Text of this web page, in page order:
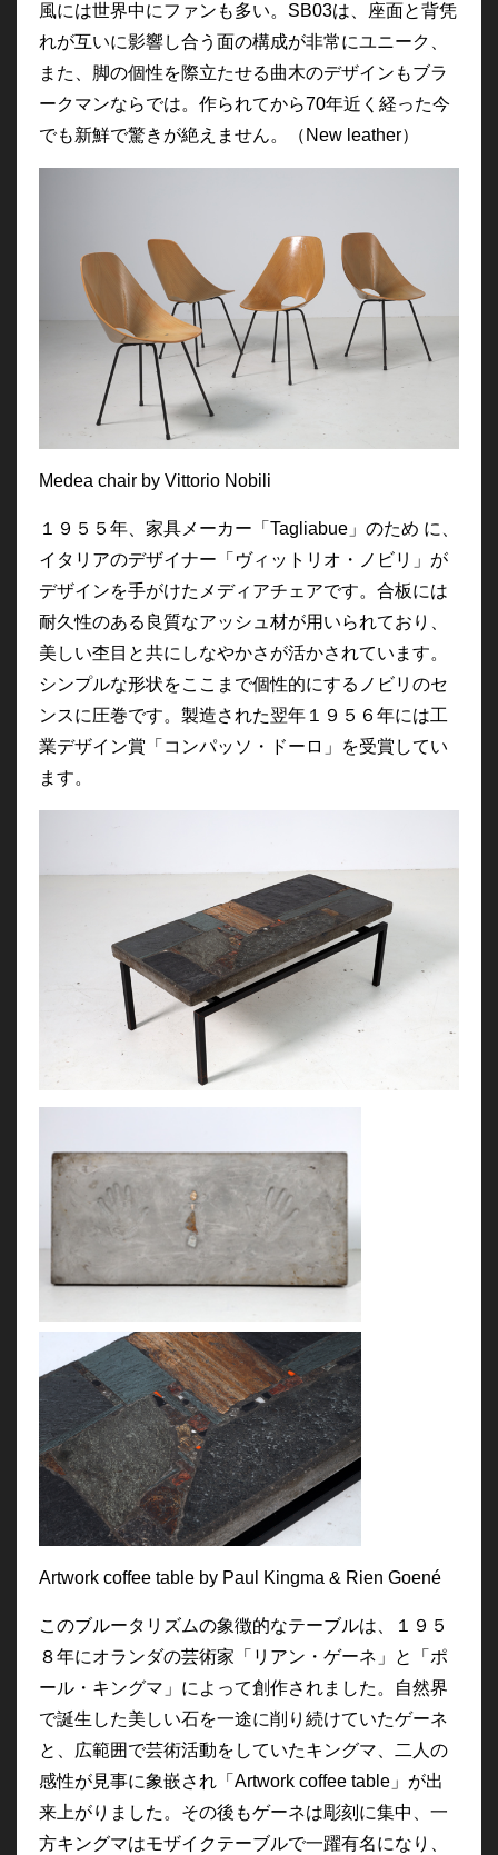
風には世界中にファンも多い。SB03は、座面と背凭
れが互いに影響し合う面の構成が非常にユニーク、
また、脚の個性を際立たせる曲木のデザインもブラ
ークマンならでは。作られてから70年近く経った今
でも新鮮で驚きが絶えません。（New leather）
Medea chair by Vittorio Nobili
１９５５年、家具メーカー「Tagliabue」のため に、
イタリアのデザイナー「ヴィットリオ・ノビリ」が
デザインを手がけたメディアチェアです。合板には
耐久性のある良質なアッシュ材が用いられており、
美しい杢目と共にしなやかさが活かされています。
シンプルな形状をここまで個性的にするノビリのセ
ンスに圧巻です。製造された翌年１９５６年には工
業デザイン賞「コンパッソ・ドーロ」を受賞してい
ます。
Artwork coffee table by Paul Kingma & Rien Goené
このブルータリズムの象徴的なテーブルは、１９５
８年にオランダの芸術家「リアン・ゲーネ」と「ポ
ール・キングマ」によって創作されました。自然界
で誕生した美しい石を一途に削り続けていたゲーネ
と、広範囲で芸術活動をしていたキングマ、二人の
感性が見事に象嵌され「Artwork coffee table」が出
来上がりました。その後もゲーネは彫刻に集中
、一
方キングマはモザイクテーブルで一躍有名になり、